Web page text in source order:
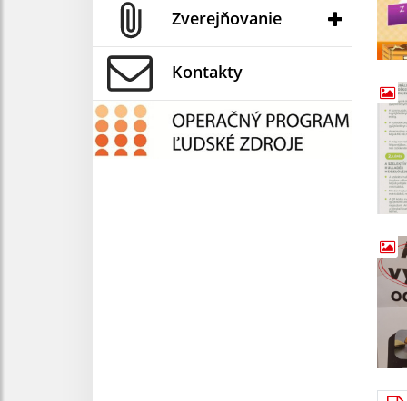
Zverejňovanie
Kontakty